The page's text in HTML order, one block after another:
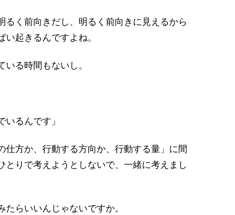
く前向きだし、明るく前向きに見えるから
起きるんですよね。
る時間もないし。
いるんです」
仕方か、行動する方向か、行動する量」に間
りで考えようとしないで、一緒に考えまし
たらいいんじゃないですか。